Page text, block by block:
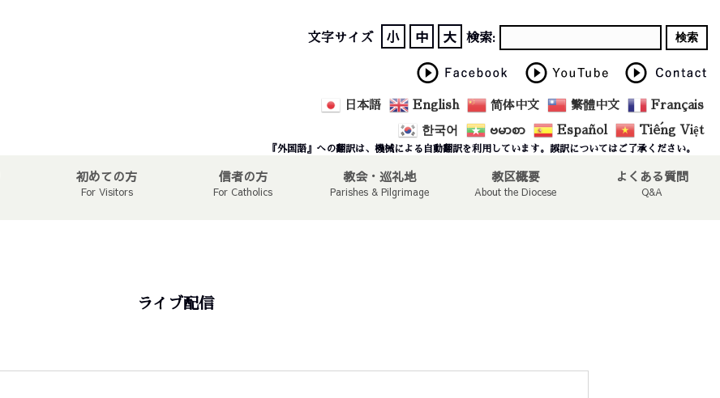
文字サイズ 小 中 大 検索:
日本語 English 简体中文 繁體中文 Français
한국어 ဗမာစာ Español Tiếng Việt
『外国語』への翻訳は、機械による自動翻訳を利用しています。誤訳についてはご了承ください。
初めての方
For Visitors
信者の方
For Catholics
教会・巡礼地
Parishes & Pilgrimage
教区概要
About the Diocese
よくある質問
Q&A
ライブ配信